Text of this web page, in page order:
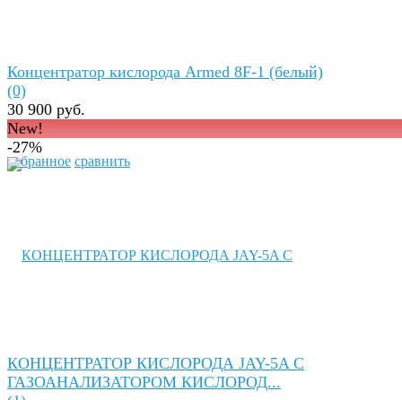
избранное сравнить
Концентратор кислорода Armed 8F-1 (белый)
(0)
30 900 руб.
New!
-27%
КОНЦЕНТРАТОР КИСЛОРОДА JAY-5A C
ГАЗОАНАЛИЗАТОРОМ КИСЛОРОД...